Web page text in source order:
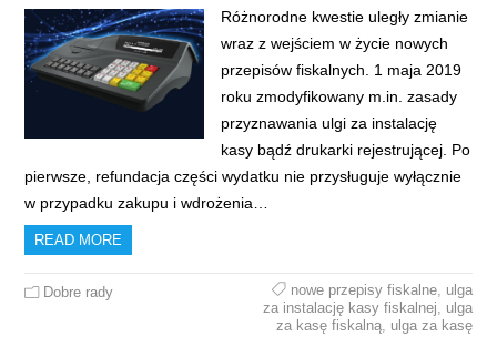
Różnorodne kwestie uległy zmianie
wraz z wejściem w życie nowych
przepisów fiskalnych. 1 maja 2019
roku zmodyfikowany m.in. zasady
przyznawania ulgi za instalację
kasy bądź drukarki rejestrującej. Po
pierwsze, refundacja części wydatku nie przysługuje wyłącznie
w przypadku zakupu i wdrożenia…
READ MORE
Dobre rady nowe przepisy fiskalne, ulga
za instalację kasy fiskalnej
ulga
za kasę fiskalną, ulga za kasę